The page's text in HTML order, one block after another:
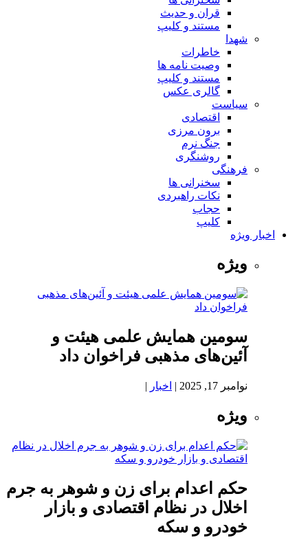
قران و حدیث
مستند و کلیپ
شهدا
خاطرات
وصیت نامه ها
مستند و کلیپ
گالری عکس
سیاست
اقتصادی
برون مرزی
جنگ نرم
روشنگری
فرهنگی
سخنرانی ها
نکات راهبردی
حجاب
کلیپ
اخبار ویژه
ویژه
سومین همایش علمی هیئت و
آئین‌های مذهبی فراخوان داد
نوامبر 17, 2025 | اخبار |
ویژه
حکم اعدام برای زن و شوهر به جرم
اخلال در نظام اقتصادی و بازار
خودرو و سکه